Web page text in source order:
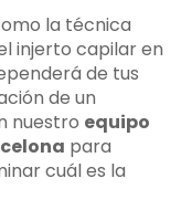
la técnica
injerto capilar en
de tus
de un
nuestro equipo
para
cuál es la